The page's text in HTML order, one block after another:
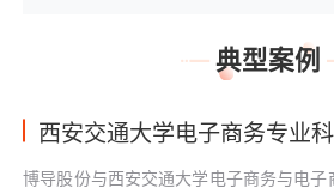
典型案例
西安交通大学电子商务专业
博导股份与西安交通大学电子商务与电